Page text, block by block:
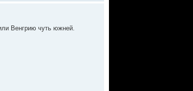
Венгрию чуть южней.